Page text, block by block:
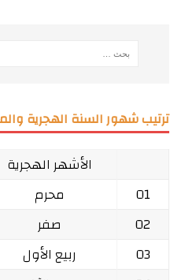
ترتيب شهور السنة الهجرية
الأشهر الهجرية
01
محرم
02
صفر
03
ربيع الأول